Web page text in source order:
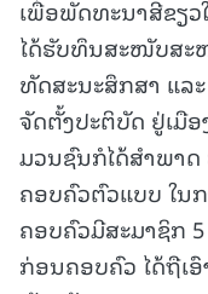
ເພື່ອພັດທະນາສີຂຽວ
ໄດ້ຮັບທຶນສະໜັບສະ
ທັດສະນະສຶກສາ ແລ
ຈັດຕັ້ງປະຕິບັດ ຢູ່ເມື
ມວນຊົນກໍໄດ້ສໍາພາດ
ຄອບຄົວຕົວແບບ ໃນ
ຄອບຄົວມີສະມາຊິກ
ກ່ອນຄອບຄົວ ໄດ້ຖືເ